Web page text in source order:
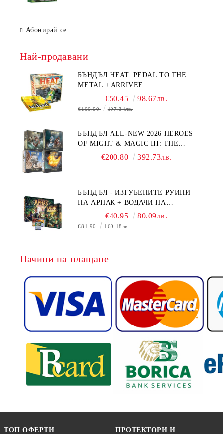
Абонирай се
Най-продавани
БЪНДЪЛ HEAT: PEDAL TO THE
METAL + ARRIVEE
€50.45 98.67лв.
€100.90 197.34лв.
БЪНДЪЛ ALL-NEW 2026 HEROES
OF MIGHT & MAGIC III: THE
BOARD GAME EXPANSIONS -
€200.80 392.73лв.
БЪНДЪЛ - ИЗГУБЕНИТЕ РУИНИ
НА АРНАК + ВОДАЧИ НА
ЕКСПЕДИЦИИ + ПРОМО КАРТИ
БЕЗПЛАТНО
€40.95 80.09лв.
€81.90 160.18лв.
Начини на плащане
ТОП ОФЕРТИ
ПРОТЕКТОРИ И